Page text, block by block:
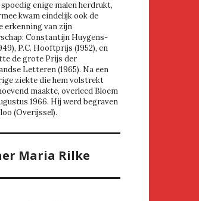
spoedig enige malen herdrukt,
kwam eindelijk ook de
erkenning van zijn
Constantijn Huygens-
P.C. Hooftprijs (1952), en
de grote Prijs der
Letteren (1965). Na een
ziekte die hem volstrekt
maakte, overleed Bloem
1966. Hij werd begraven
(Overijssel).
Maria Rilke